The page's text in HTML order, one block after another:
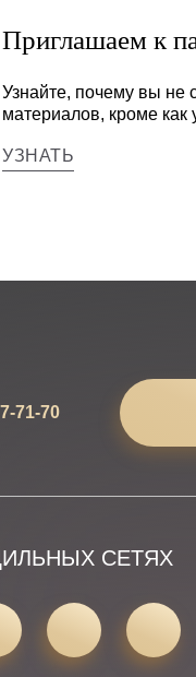
Приглашаем к
Узнайте, почему вы не
материалов, кроме как
УЗНАТЬ
71-70
СЕТЯХ